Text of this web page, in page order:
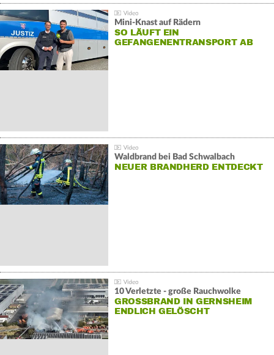
Mini-Knast auf Rädern
SO LÄUFT EIN
GEFANGENENTRANSPORT AB
Waldbrand bei Bad Schwalbach
NEUER BRANDHERD ENTDECKT
10 Verletzte - große Rauchwolke
GROSSBRAND IN GERNSHEIM E
NDLICH GELÖSCHT